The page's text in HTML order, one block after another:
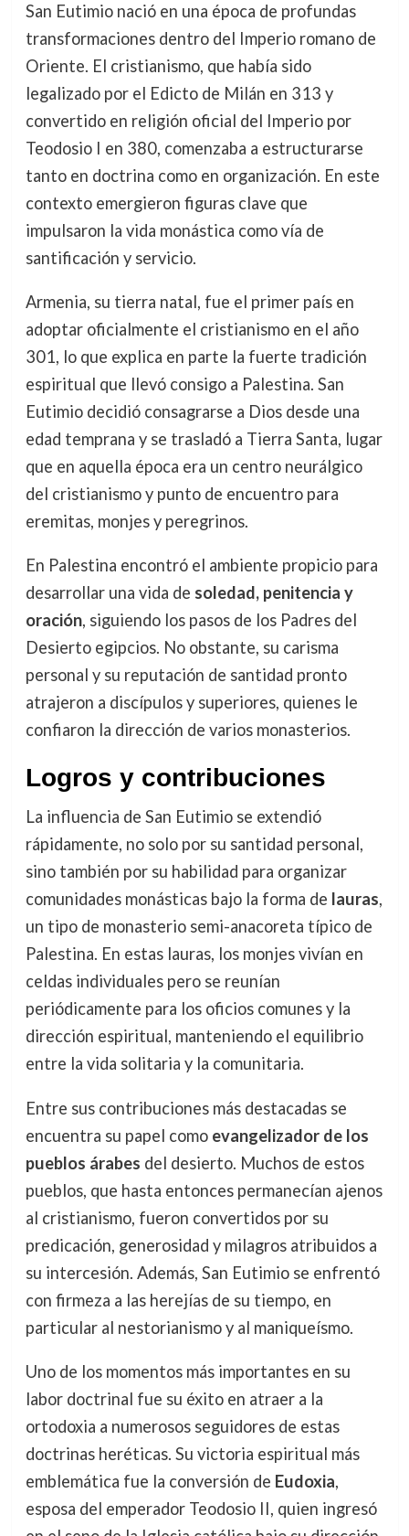
San Eutimio nació en una época de profundas
transformaciones dentro del Imperio romano de
Oriente. El cristianismo, que había sido
legalizado por el Edicto de Milán en 313 y
convertido en religión oficial del Imperio por
Teodosio I en 380, comenzaba a estructurarse
tanto en doctrina como en organización. En este
contexto emergieron figuras clave que
impulsaron la vida monástica como vía de
santificación y servicio.
Armenia, su tierra natal, fue el primer país en
adoptar oficialmente el cristianismo en el año
301, lo que explica en parte la fuerte tradición
espiritual que llevó consigo a Palestina. San
Eutimio decidió consagrarse a Dios desde una
edad temprana y se trasladó a Tierra Santa, lugar
que en aquella época era un centro neurálgico
del cristianismo y punto de encuentro para
eremitas, monjes y peregrinos.
En Palestina encontró el ambiente propicio para
desarrollar una vida de soledad, penitencia y
oración, siguiendo los pasos de los Padres del
Desierto egipcios. No obstante, su carisma
personal y su reputación de santidad pronto
atrajeron a discípulos y superiores, quienes le
confiaron la dirección de varios monasterios.
Logros y contribuciones
La influencia de San Eutimio se extendió
rápidamente, no solo por su santidad personal,
sino también por su habilidad para organizar
comunidades monásticas bajo la forma de lauras,
un tipo de monasterio semi-anacoreta típico de
Palestina. En estas lauras, los monjes vivían en
celdas individuales pero se reunían
periódicamente para los oficios comunes y la
dirección espiritual, manteniendo el equilibrio
entre la vida solitaria y la comunitaria.
Entre sus contribuciones más destacadas se
encuentra su papel como evangelizador de los
pueblos árabes del desierto. Muchos de estos
pueblos, que hasta entonces permanecían ajenos
al cristianismo, fueron convertidos por su
predicación, generosidad y milagros atribuidos a
su intercesión. Además, San Eutimio se enfrentó
con firmeza a las herejías de su tiempo, en
particular al nestorianismo y al maniqueísmo.
Uno de los momentos más importantes en su
labor doctrinal fue su éxito en atraer a la
ortodoxia a numerosos seguidores de estas
doctrinas heréticas. Su victoria espiritual más
emblemática fue la conversión de Eudoxia,
esposa del emperador Teodosio II, quien ingresó